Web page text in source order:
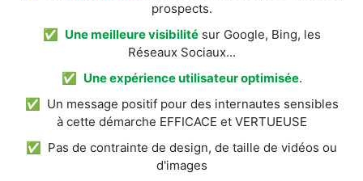
prospects.
✅ Une meilleure visibilitésur Google, Bing, les
Réseaux Sociaux...
✅ Une expérience utilisateur optimisée.
✅ Un message positif pour des internautes sensibles
à cette démarche EFFICACE et VERTUEUSE
✅ Pas de contrainte de design, de taille de vidéos ou
d'images